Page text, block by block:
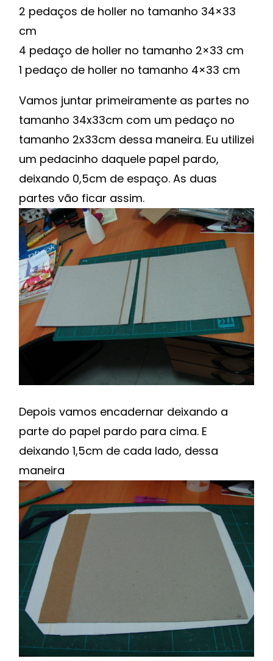
2 pedaços de holler no tamanho 34×33
cm
4 pedaço de holler no tamanho 2×33 cm
1 pedaço de holler no tamanho 4×33 cm
Vamos juntar primeiramente as partes no
tamanho 34x33cm com um pedaço no
tamanho 2x33cm dessa maneira. Eu utilizei
um pedacinho daquele papel pardo,
deixando 0,5cm de espaço. As duas
partes vão ficar assim.
Depois vamos encadernar deixando a
parte do papel pardo para cima. E
deixando 1,5cm de cada lado, dessa
maneira